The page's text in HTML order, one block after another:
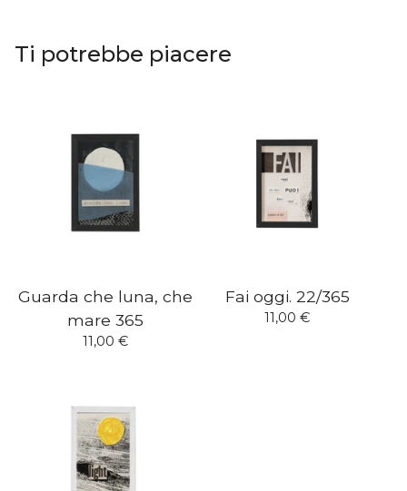
Ti potrebbe piacere
Guarda che luna, che
mare 365
11,00 €
Fai oggi. 22/365
11,00 €